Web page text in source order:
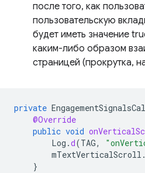
после того, как
пользовательскую
будет иметь значение
каким-либо образом
страницей (прокрутка,
private
@Override
public void
Log .d(TAG,
mTextVerticalScroll .
}